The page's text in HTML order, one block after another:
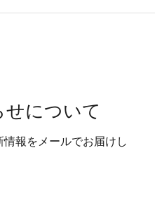
について
報をメールでお届けし